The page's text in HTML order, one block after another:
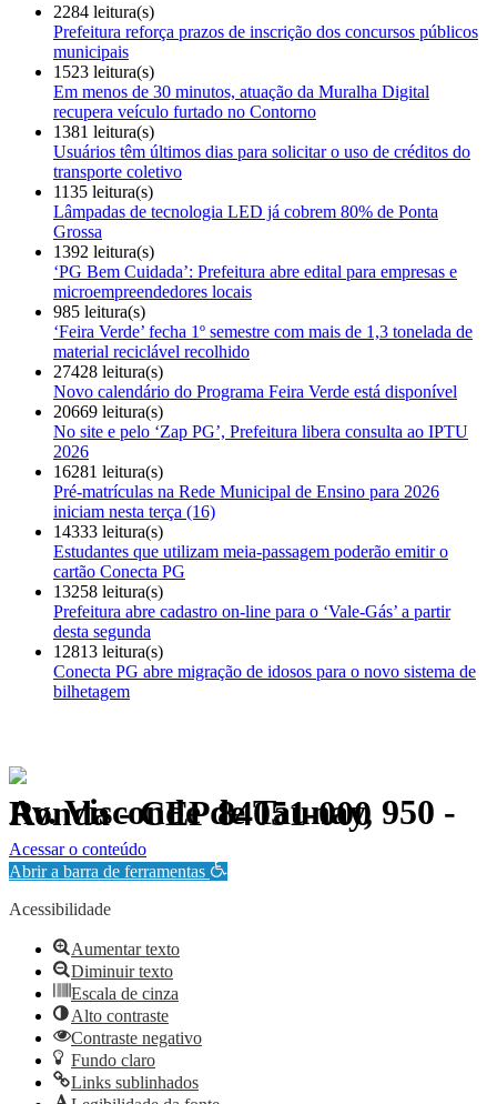
2284 leitura(s)
Prefeitura reforça prazos de inscrição dos concursos públicos
municipais
1523 leitura(s)
Em menos de 30 minutos, atuação da Muralha Digital
recupera veículo furtado no Contorno
1381 leitura(s)
Usuários têm últimos dias para solicitar o uso de créditos do
transporte coletivo
1135 leitura(s)
Lâmpadas de tecnologia LED já cobrem 80% de Ponta
Grossa
1392 leitura(s)
‘PG Bem Cuidada’: Prefeitura abre edital para empresas e
microempreendedores locais
985 leitura(s)
‘Feira Verde’ fecha 1º semestre com mais de 1,3 tonelada de
material reciclável recolhido
27428 leitura(s)
Novo calendário do Programa Feira Verde está disponível
20669 leitura(s)
No site e pelo ‘Zap PG’, Prefeitura libera consulta ao IPTU
2026
16281 leitura(s)
Pré-matrículas na Rede Municipal de Ensino para 2026
iniciam nesta terça (16)
14333 leitura(s)
Estudantes que utilizam meia-passagem poderão emitir o
cartão Conecta PG
13258 leitura(s)
Prefeitura abre cadastro on-line para o ‘Vale-Gás’ a partir
desta segunda
12813 leitura(s)
Conecta PG abre migração de idosos para o novo sistema de
bilhetagem
Av. Visconde de Taunay, 950 - Ronda - CEP 84051-000
Política de Privacidade.
Acessar o conteúdo
Abrir a barra de ferramentas
Acessibilidade
Aumentar texto
Diminuir texto
Escala de cinza
Alto contraste
Contraste negativo
Fundo claro
Links sublinhados